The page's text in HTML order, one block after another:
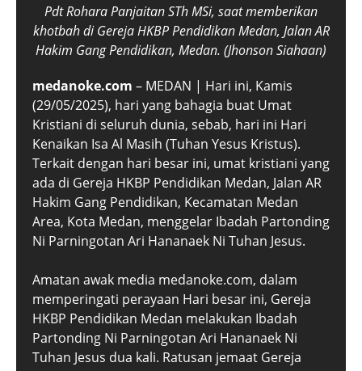
Pdt Rohara Panjaitan STh MSi, saat memberikan
khotbah di Gereja HKBP Pendidikan Medan, Jalan AR
Hakim Gang Pendidikan, Medan. (Jhonson Siahaan)
medanoke.com – MEDAN | Hari ini, Kamis
(29/05/2025), hari yang bahagia buat Umat
Kristiani di seluruh dunia, sebab, hari ini Hari
Kenaikan Isa Al Masih (Tuhan Yesus Kristus).
Terkait dengan hari besar ini, umat kristiani yang
ada di Gereja HKBP Pendidikan Medan, Jalan AR
Hakim Gang Pendidikan, Kecamatan Medan
Area, Kota Medan, menggelar Ibadah Partonding
Ni Parningotan Ari Hananaek Ni Tuhan Jesus.
Amatan awak media medanoke.com, dalam
memperingati perayaan Hari besar ini, Gereja
HKBP Pendidikan Medan melakukan Ibadah
Partonding Ni Parningotan Ari Hananaek Ni
Tuhan Jesus dua kali. Ratusan jemaat Gereja